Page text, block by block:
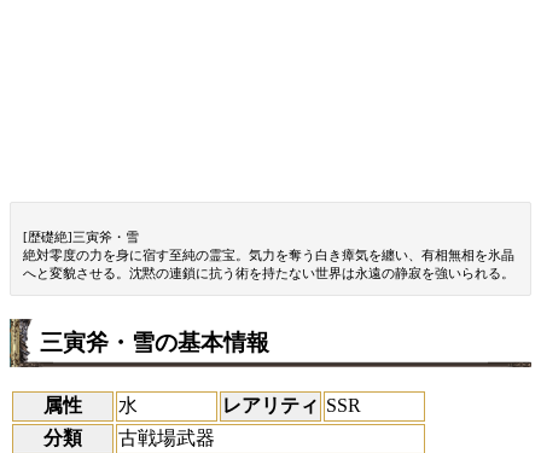
[歴礎絶]三寅斧・雪
絶対零度の力を身に宿す至純の霊宝。気力を奪う白き瘴気を纏い、有相無相を氷晶
へと変貌させる。沈黙の連鎖に抗う術を持たない世界は永遠の静寂を強いられる。
三寅斧・雪の基本情報
属性 水 レアリティ SSR
分類
古戦場武器